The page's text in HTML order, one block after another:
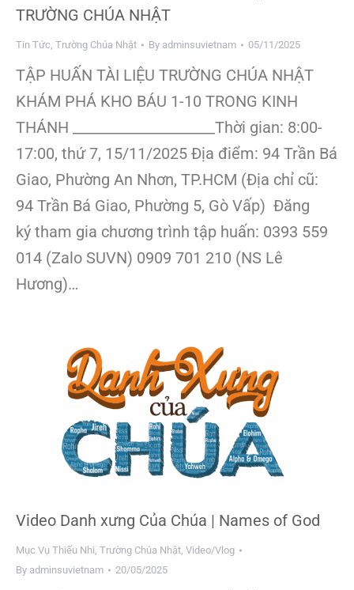
TRƯỜNG CHÚA NHẬT
Tin Tức, Trường Chúa Nhật By adminsuvietnam 05/11/2025
TẬP HUẤN TÀI LIỆU TRƯỜNG CHÚA NHẬT
KHÁM PHÁ KHO BÁU 1-10 TRONG KINH
THÁNH ____________________Thời gian: 8:00-
17:00, thứ 7, 15/11/2025 Địa điểm: 94 Trần Bá
Giao, Phường An Nhơn, TP.HCM (Địa chỉ cũ:
94 Trần Bá Giao, Phường 5, Gò Vấp) Đăng
ký tham gia chương trình tập huấn: 0393 559
014 (Zalo SUVN) 0909 701 210 (NS Lê
Hương)…
Video Danh xưng Của Chúa | Names of God
Mục Vụ Thiếu Nhi, Trường Chúa Nhật, Video/Vlog
By adminsuvietnam 20/05/2025